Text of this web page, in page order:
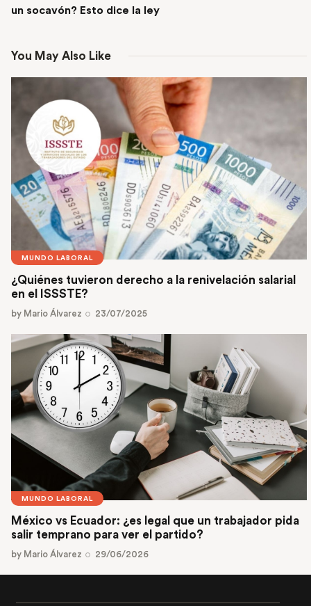
un socavón? Esto dice la ley
You May Also Like
MUNDO LABORAL
¿Quiénes tuvieron derecho a la renivelación salarial
en el ISSSTE?
by Mario Álvarez 23/07/2025
MUNDO LABORAL
México vs Ecuador: ¿es legal que un trabajador pida
salir temprano para ver el partido?
by Mario Álvarez 29/06/2026